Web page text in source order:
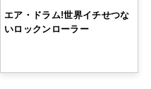
エア・ドラム!世界イチせつな
いロックンローラー